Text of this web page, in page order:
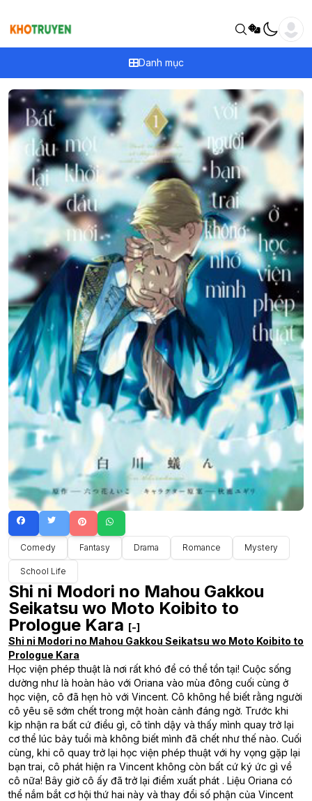
Danh mục
Comedy Fantasy Drama Romance Mystery
School Life
Shi ni Modori no Mahou Gakkou
Seikatsu wo Moto Koibito to
Prologue Kara [-]
Shi ni Modori no Mahou Gakkou Seikatsu wo Moto Koibito to
Prologue Kara
Học viện phép thuật là nơi rất khó để có thể tồn tại! Cuộc sống
dường như là hoàn hảo với Oriana vào mùa đông cuối cùng ở
học viện, cô đã hẹn hò với Vincent. Cô không hề biết rằng người
cô yêu sẽ sớm chết trong một hoàn cảnh đáng ngờ. Trước khi
kịp nhận ra bất cứ điều gì, cô tỉnh dậy và thấy mình quay trở lại
cơ thể lúc bảy tuổi mà không biết mình đã chết như thế nào. Cuối
cùng, khi cô quay trở lại học viện phép thuật với hy vọng gặp lại
bạn trai, cô phát hiện ra Vincent không còn bất cứ ký ức gì về
cô nữa! Bây giờ cô ấy đã trở lại điểm xuất phát . Liệu Oriana có
thể nắm bắt cơ hội thứ hai này và thay đổi số phận của Vincent